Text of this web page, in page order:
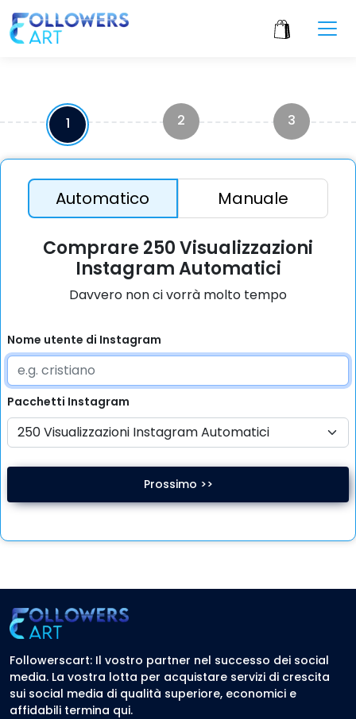
1 2 3
Automatico Manuale
Comprare 250 Visualizzazioni
Instagram Automatici
Davvero non ci vorrà molto tempo
Nome utente di Instagram
Pacchetti Instagram
Prossimo >>
Followerscart: Il vostro partner nel successo dei social
media. La vostra lotta per acquistare servizi di crescita
sui social media di qualità superiore, economici e
affidabili termina qui.